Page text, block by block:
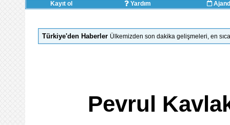
Kayıt ol Yardım
Türkiye'den Haberler Ülkemizden son dakika gelişmeleri, en
Pevrul